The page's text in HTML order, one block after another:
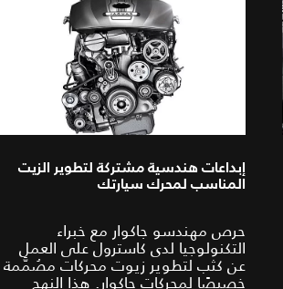
إبداعات هندسية مشتركة لتطوير الزيت
المناسب لمحرك سيارتك
حرص مهندسو جاكوار مع خبراء
التكنولوجيا لدى كاسترول على العمل
عن كثب لتطوير زيوت محركات مصُمَّمة
خصيصًا لمحركات جاكوار. هذا النهج